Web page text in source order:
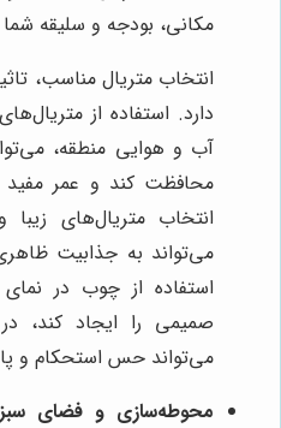
مکانی، بودجه و سلیقه
انتخاب متریال مناسب،
دارد. استفاده از
آب و هوایی منطقه،
محافظت کند و عمر مفید
انتخاب متریال‌های
می‌تواند به جذابیت ظاهری
استفاده از چوب در
صمیمی را ایجاد کند،
می‌تواند حس استحکام و
محوطه‌سازی و فضای